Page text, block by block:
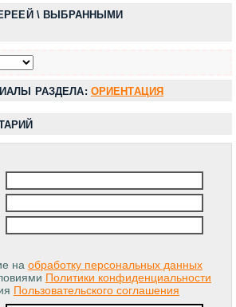
\ ВЫБРАННЫМИ
РАЗДЕЛА: ОРИЕНТАЦИЯ
на обработку персональных данных
Политики конфиденциальности
Пользовательского соглашения